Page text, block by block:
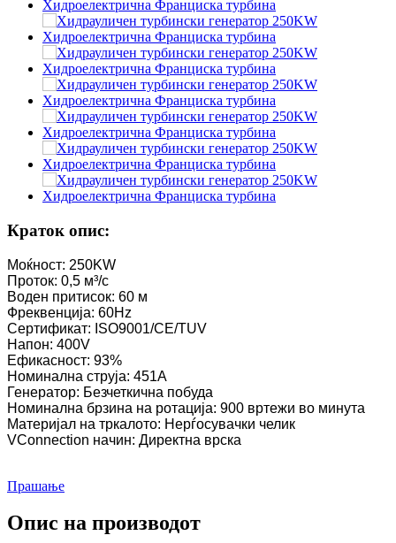
Краток опис:
Моќност: 250KW
Проток: 0,5 м³/с
Воден притисок: 60 м
Фреквенција: 60Hz
Сертификат: ISO9001/CE/TUV
Напон: 400V
Ефикасност: 93%
Номинална струја: 451A
Генератор: Безчеткична побуда
Номинална брзина на ротација: 900 вртежи во минута
Материјал на тркалото: Нерѓосувачки челик
VConnection начин: Директна врска
Прашање
Опис на производот